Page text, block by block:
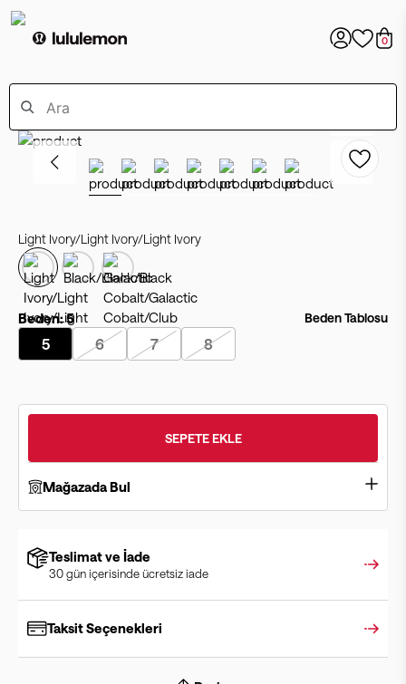
0
Light Ivory/Light Ivory/Light Ivory
Beden:5 Beden Tablosu
5 6 7 8
SEPETE EKLE
Mağazada Bul
Teslimat ve İade
30 gün içerisinde ücretsiz iade
Taksit Seçenekleri